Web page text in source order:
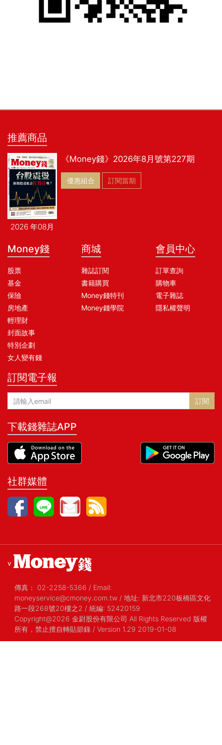
推薦商品
2026 年08月
《Money錢》2026年8月號第227期
優惠組合 訂閱當期
Money錢
股票
基金
保險
房地產
輕理財
封面故事
特別企劃
女人變有錢
商城
雜誌訂閱
書籍購買
Money錢特刊
Money錢學院
會員中心
訂單查詢
購物車
電子雜誌
隱私權聲明
訂閱電子報
訂閱
下載錢雜誌APP
社群媒體
v
傳真： 02-2258-5366 / Email:
moneyservice@cmoney.com.tw / 地址: 新北市220板橋區文化
路一段268號20樓之2 / 統編: 52420159
Copyright@2026 金尉股份有限公司 All Rights Reserved 版權
所有，禁止擅自轉貼節錄 / Version 1.29 2019-01-08